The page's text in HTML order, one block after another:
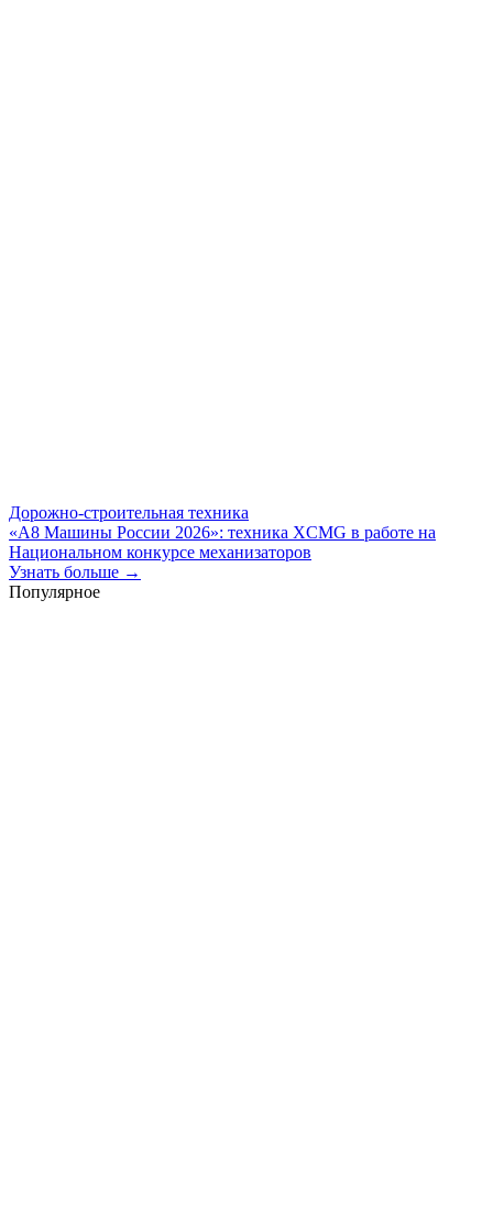
Дорожно-строительная техника
«А8 Машины России 2026»: техника XCMG в работе на
Национальном конкурсе механизаторов
Узнать больше →
Популярное